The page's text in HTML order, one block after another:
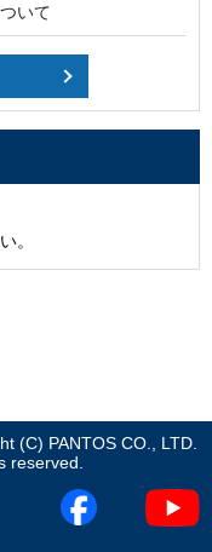
いて
。
(C) PANTOS CO., LTD.
reserved.